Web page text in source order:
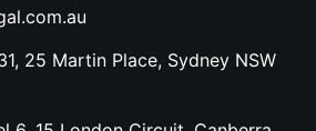
25 Martin Place, Sydney NSW